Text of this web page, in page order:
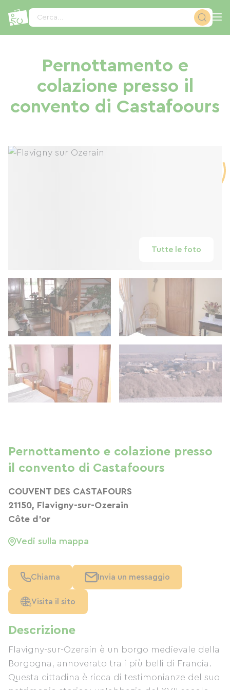
Cerca...
Pernottamento e
colazione presso il
convento di Castafoours
Tutte le foto
Descrizione
Flavigny-sur-Ozerain è un borgo medievale della
Borgogna, annoverato tra i più belli di Francia.
Questa cittadina è ricca di testimonianze del suo
Pernottamento e colazione presso
il convento di Castafoours
COUVENT DES CASTAFOURS
21150, Flavigny-sur-Ozerain
Côte d'or
Vedi sulla mappa
Chiama Invia un messaggio
Visita il sito
Pannello di gestione dei cookies